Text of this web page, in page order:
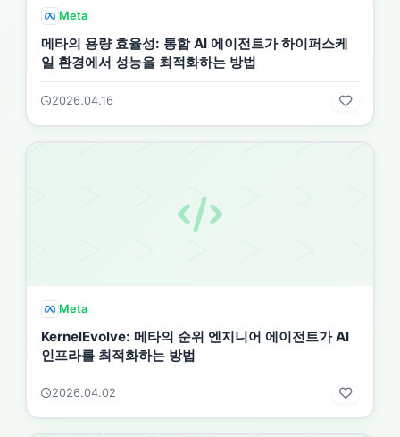
Meta
메타의 용량 효율성: 통합 AI 에이전트가 하이퍼스케
일 환경에서 성능을 최적화하는 방법
2026.04.16
Meta
KernelEvolve: 메타의 순위 엔지니어 에이전트가 AI
인프라를 최적화하는 방법
2026.04.02